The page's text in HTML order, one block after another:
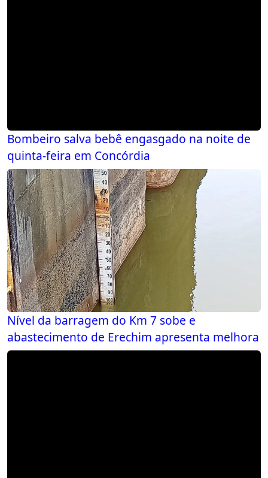
Bombeiro salva bebê engasgado na noite de
quinta-feira em Concórdia
Nível da barragem do Km 7 sobe e
abastecimento de Erechim apresenta melhora